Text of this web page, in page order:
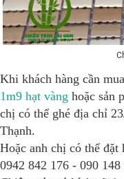
Khi khách hàng cần
1m9 hạt vàng hoặc sản
chị có thể ghé địa chỉ
Thạnh.
Hoặc anh chị có thể
0942 842 176 - 090 148